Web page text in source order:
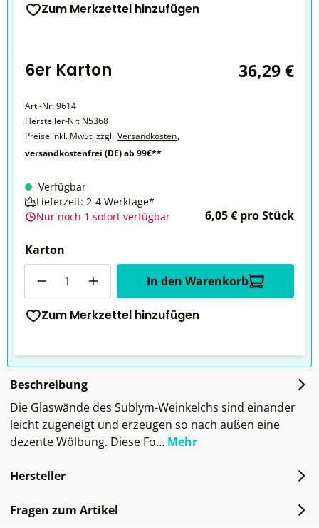
Zum Merkzettel hinzufügen
6er Karton 36,29 €
Art.-Nr:9614
Hersteller-Nr: N5368
Preise inkl. MwSt. zzgl. Versandkosten,
versandkostenfrei (DE) ab 99€**
Verfügbar
Lieferzeit: 2-4 Werktage*
Nur noch 1 sofort verfügbar
6,05 € pro Stück
Karton
In den Warenkorb
Zum Merkzettel hinzufügen
Beschreibung
Die Glaswände des Sublym-Weinkelchs sind einander
leicht zugeneigt und erzeugen so nach außen eine
dezente Wölbung. Diese Fo… Mehr
Hersteller
Fragen zum Artikel